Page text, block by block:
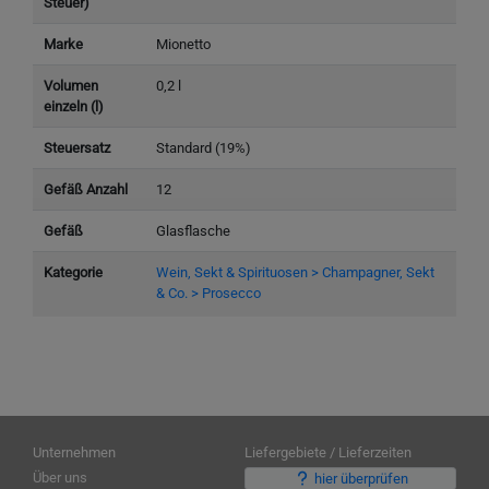
Marke Mionetto
Volumen
einzeln (l)
0,2 l
Steuersatz Standard (19%)
Gefäß Anzahl 12
Gefäß Glasflasche
Kategorie
Wein, Sekt & Spirituosen > Champagner, Sekt
& Co. > Prosecco
Unternehmen
Über uns
Liefergebiete / Lieferzeiten
hier überprüfen